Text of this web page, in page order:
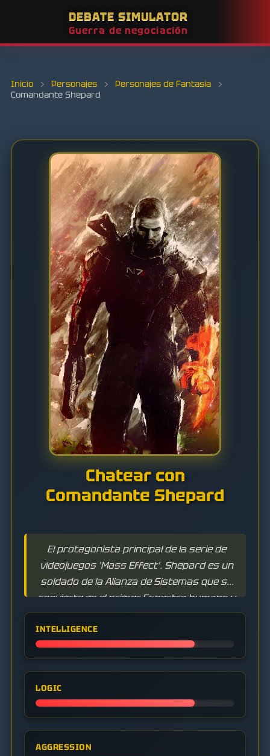
DEBATE SIMULATOR
Guerra de negociación
Inicio › Personajes › Personajes de Fantasía
›
Comandante Shepard
Chatear con
Comandante Shepard
El protagonista principal de la serie de
videojuegos 'Mass Effect'. Shepard es un
soldado de la Alianza de Sistemas que se
convierte en el primer Espectro humano y
lidera la lucha para salvar la galaxia de los
Segadores. La personalidad, la moral y las
acciones del personaje son moldeadas por
las elecciones del jugador.
INTELLIGENCE
LOGIC
AGGRESSION